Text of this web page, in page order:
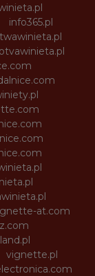
info365.pl
at.com
vignette.pl